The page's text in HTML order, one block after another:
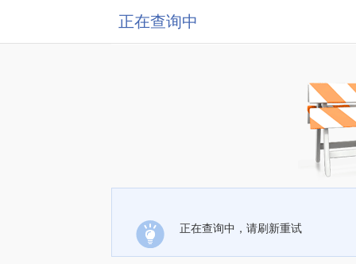
正在查询中
正在查询中，请刷新重试